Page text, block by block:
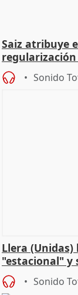
Saiz atribuye
Sonido
Llera (Unidas)
"estacional" y
Sonido